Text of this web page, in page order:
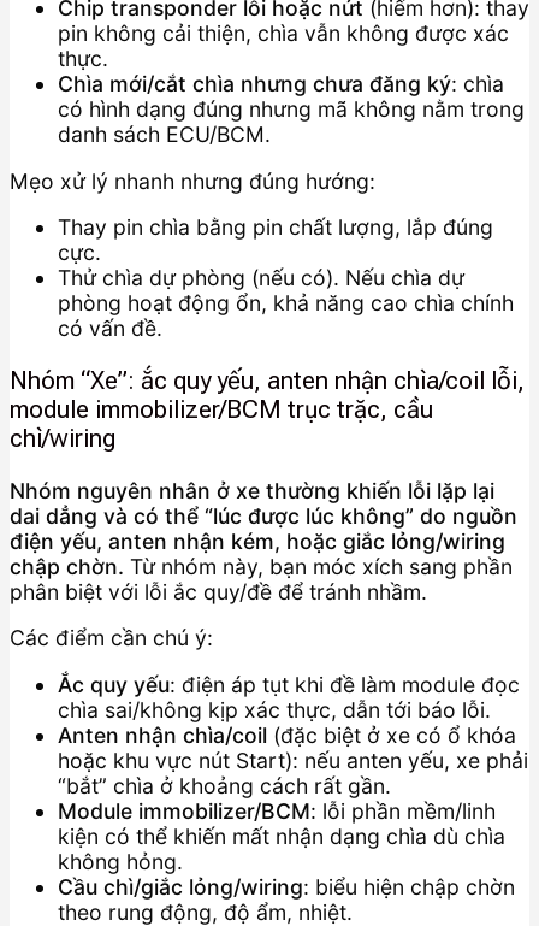
Chip transponder lỗi hoặc nứt (hiếm hơn): thay
pin không cải thiện, chìa vẫn không được xác
thực.
Chìa mới/cắt chìa nhưng chưa đăng ký: chìa
có hình dạng đúng nhưng mã không nằm trong
danh sách ECU/BCM.
Mẹo xử lý nhanh nhưng đúng hướng:
Thay pin chìa bằng pin chất lượng, lắp đúng
cực.
Thử chìa dự phòng (nếu có). Nếu chìa dự
phòng hoạt động ổn, khả năng cao chìa chính
có vấn đề.
Nhóm “Xe”: ắc quy yếu, anten nhận chìa/coil lỗi,
module immobilizer/BCM trục trặc, cầu
chì/wiring
Nhóm nguyên nhân ở xe thường khiến lỗi lặp lại
dai dẳng và có thể “lúc được lúc không” do nguồn
điện yếu, anten nhận kém, hoặc giắc lỏng/wiring
chập chờn. Từ nhóm này, bạn móc xích sang phần
phân biệt với lỗi ắc quy/đề để tránh nhầm.
Các điểm cần chú ý:
Ắc quy yếu: điện áp tụt khi đề làm module đọc
chìa sai/không kịp xác thực, dẫn tới báo lỗi.
Anten nhận chìa/coil (đặc biệt ở xe có ổ khóa
hoặc khu vực nút Start): nếu anten yếu, xe phải
“bắt” chìa ở khoảng cách rất gần.
Module immobilizer/BCM: lỗi phần mềm/linh
kiện có thể khiến mất nhận dạng chìa dù chìa
không hỏng.
Cầu chì/giắc lỏng/wiring: biểu hiện chập chờn
theo rung động, độ ẩm, nhiệt.